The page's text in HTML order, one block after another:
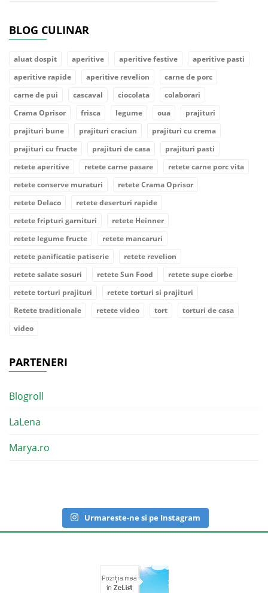
BLOG CULINAR
aluat dospit aperitive aperitive festive
aperitive pasti
aperitive rapide
aperitive revelion
carne de porc
carne de pui
cascaval ciocolata
colaborari
Crama Oprisor
frisca legume oua
prajituri
prajituri bune
prajituri craciun
prajituri cu crema
prajituri cu fructe
prajituri de casa
prajituri pasti
retete aperitive
retete carne pasare
retete carne porc vita
retete conserve muraturi
retete Crama Oprisor
retete Delaco
retete deserturi rapide
retete fripturi garnituri
retete Heinner
retete legume fructe
retete mancaruri
retete panificatie patiserie
retete revelion
retete salate sosuri
retete Sun Food
retete supe ciorbe
retete torturi prajituri
retete torturi si prajituri
Retete traditionale
retete video tort
torturi de casa
video
PARTENERI
Blogroll
LaLena
Marya.ro
Urmareste-ne si pe Instagram